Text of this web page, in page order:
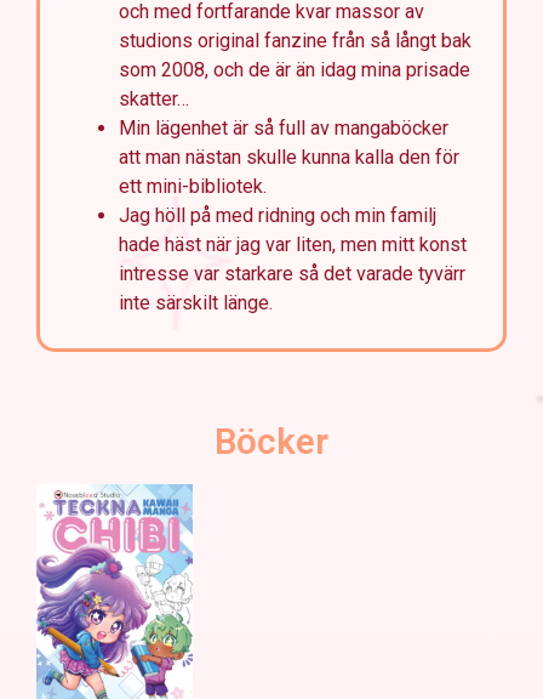
och med fortfarande kvar massor av
studions original fanzine från så långt bak
som 2008, och de är än idag mina prisade
skatter…
Min lägenhet är så full av mangaböcker
att man nästan skulle kunna kalla den för
ett mini-bibliotek.
Jag höll på med ridning och min familj
hade häst när jag var liten, men mitt konst
intresse var starkare så det varade tyvärr
inte särskilt länge.
Böcker